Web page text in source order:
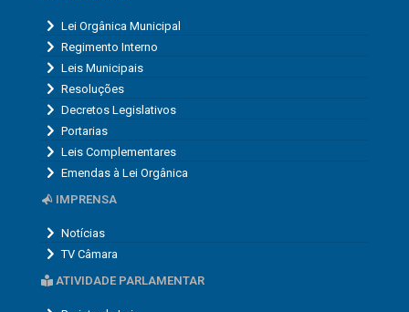
Lei Orgânica Municipal
Regimento Interno
Leis Municipais
Resoluções
Decretos Legislativos
Portarias
Leis Complementares
Emendas à Lei Orgânica
IMPRENSA
Notícias
TV Câmara
ATIVIDADE PARLAMENTAR